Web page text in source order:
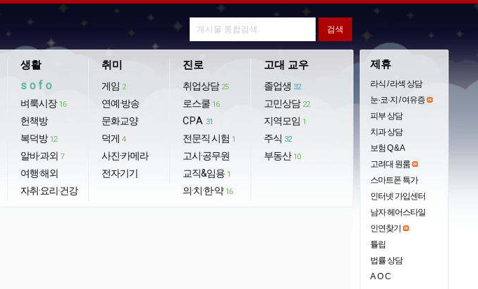
생활
sofo
벼룩시장 16
헌책방
복덕방 12
알바·과외 7
여행·해외
자취·요리·건강
취미
게임 2
연예·방송
문화교양
덕게 4
사진·카메라
전자기기
진로
취업상담 25
로스쿨 16
CPA 31
전문직 시험 1
고시·공무원
교직&임용 1
의·치·한·약 16
고대 교우
졸업생 32
고민상담 22
지역모임 1
주식 32
부동산 10
제휴
라식 / 라섹 상담
눈·코·지 / 여유증
피부 상담
치과 상담
보험 Q & A
고려대 원룸
스마트폰 특가
인터넷 가입센터
남자 헤어스타일
인연찾기
튤립
법률 상담
AOC